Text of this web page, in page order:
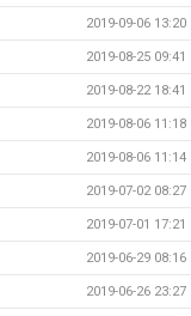
2019-09-06 13:20
2019-08-25 09:41
2019-08-22 18:41
2019-08-06 11:18
2019-08-06 11:14
2019-07-02 08:27
2019-07-01 17:21
2019-06-29 08:16
2019-06-26 23:27